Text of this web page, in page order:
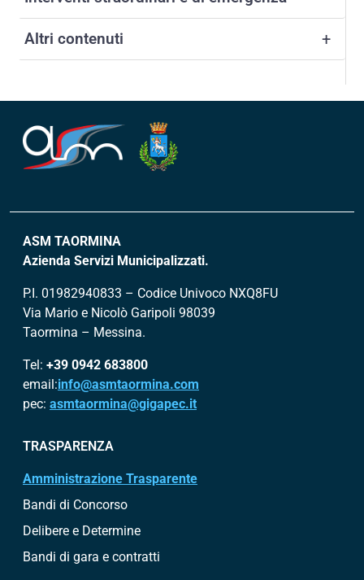
+
Altri contenuti
ASM TAORMINA
Azienda Servizi Municipalizzati.
P.I. 01982940833 – Codice Univoco NXQ8FU
Via Mario e Nicolò Garipoli 98039
Taormina – Messina.
Tel: +39 0942 683800
email:info@asmtaormina.com
pec: asmtaormina@gigapec.it
TRASPARENZA
Amministrazione Trasparente
Bandi di Concorso
Delibere e Determine
Bandi di gara e contratti